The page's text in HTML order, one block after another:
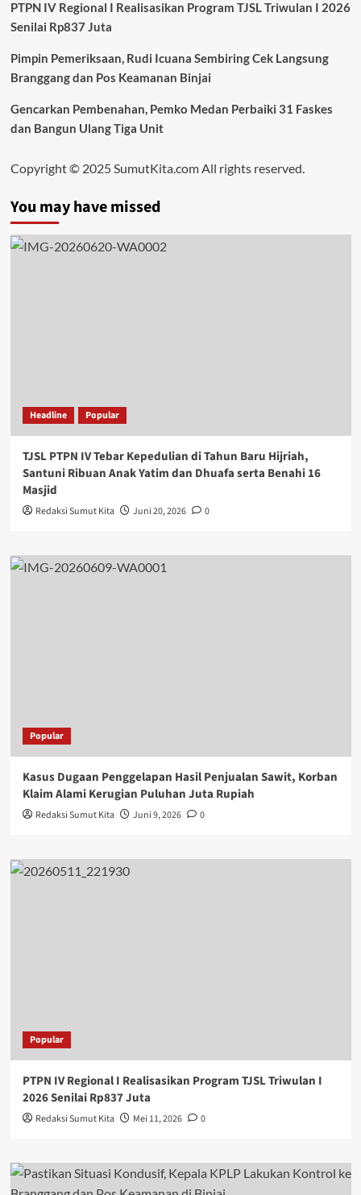
PTPN IV Regional I Realisasikan Program TJSL Triwulan I 2026
Senilai Rp837 Juta
Pimpin Pemeriksaan, Rudi Icuana Sembiring Cek Langsung
Branggang dan Pos Keamanan Binjai
Gencarkan Pembenahan, Pemko Medan Perbaiki 31 Faskes
dan Bangun Ulang Tiga Unit
Copyright © 2025 SumutKita.com All rights reserved.
You may have missed
Headline Popular
TJSL PTPN IV Tebar Kepedulian di Tahun Baru Hijriah,
Santuni Ribuan Anak Yatim dan Dhuafa serta Benahi 16
Masjid
Redaksi Sumut Kita Juni 20, 2026 0
Popular
Kasus Dugaan Penggelapan Hasil Penjualan Sawit, Korban
Klaim Alami Kerugian Puluhan Juta Rupiah
Redaksi Sumut Kita Juni 9, 2026 0
Popular
PTPN IV Regional I Realisasikan Program TJSL Triwulan I
2026 Senilai Rp837 Juta
Redaksi Sumut Kita Mei 11, 2026 0